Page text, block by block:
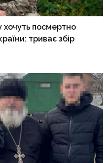
посмертно
триває збір